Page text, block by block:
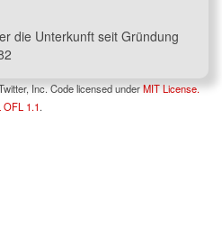
die Unterkunft seit Gründung
Inc. Code licensed underMIT License.
OFL 1.1.